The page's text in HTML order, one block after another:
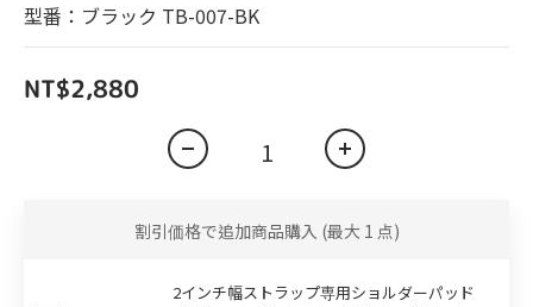
型番：ブラック TB-007-BK
NT$2,880
割引価格で追加商品購入 (最大 1 点)
2インチ幅ストラップ専用ショルダーパッド